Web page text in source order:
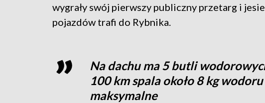
wygrały swój pierwszy publiczny przetarg i
pojazdów trafi do Rybnika.
Na dachu ma 5 butli
100 km spala około 8 kg
maksymalne